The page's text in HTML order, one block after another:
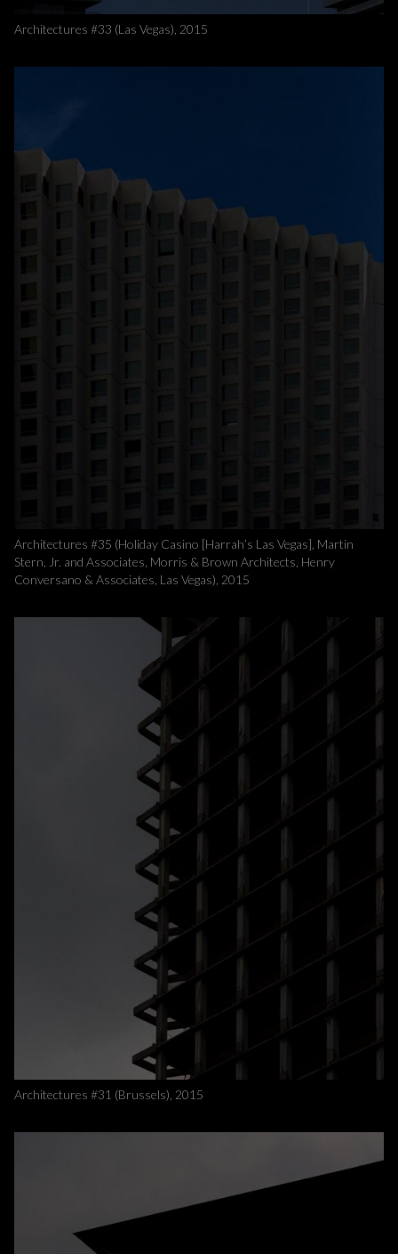
Architectures #33 (Las Vegas), 2015
Architectures #35 (Holiday Casino [Harrah’s Las Vegas], Martin
Stern, Jr. and Associates, Morris & Brown Architects, Henry
Conversano & Associates, Las Vegas), 2015
Architectures #31 (Brussels), 2015